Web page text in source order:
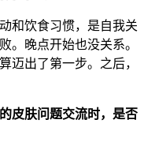
和饮食习惯，是自我关
。晚点开始也没关系。
迈出了第一步。之后，
皮肤问题交流时，是否